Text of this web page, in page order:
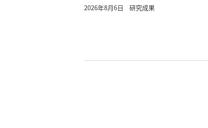
2026年8月6日 研究成果